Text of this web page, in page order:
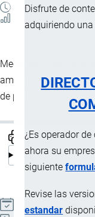
Disfrute de
adquiriendo
¿Es operador
ahora su
siguiente
Revise las
estandar
1 MINUTO
Mecanismo de
amparando causas
de pólizas.
Actualizado el 9